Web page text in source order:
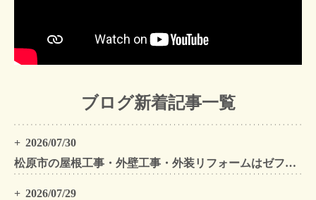
ブログ新着記事一覧
2026/07/30
松原市の屋根工事・外壁工事・外装リフォームはゼファン！松原市内の工事事例もご紹介
2026/07/29